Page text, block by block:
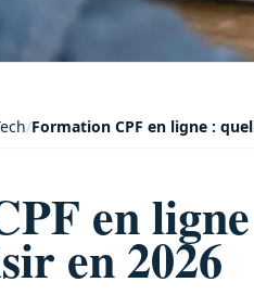
/Formation CPF en ligne :
en
en 2026